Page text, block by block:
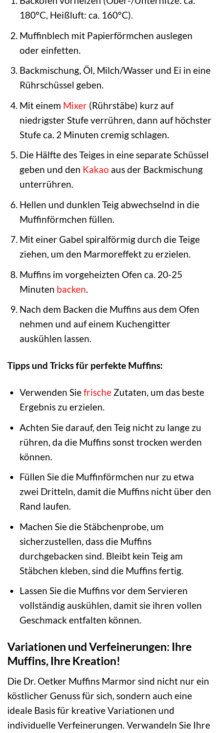
180°C, Heißluft: ca. 160°C).
Muffinblech mit Papierförmchen auslegen
oder einfetten.
Backmischung, Öl, Milch/Wasser und Ei in eine
Rührschüssel geben.
Mit einem Mixer(Rührstäbe) kurz auf
niedrigster Stufe verrühren, dann auf höchster
Stufe ca. 2 Minuten cremig schlagen.
Die Hälfte des Teiges in eine separate Schüssel
geben und den Kakao aus der Backmischung
unterrühren.
Hellen und dunklen Teig abwechselnd in die
Muffinförmchen füllen.
Mit einer Gabel spiralförmig durch die Teige
ziehen, um den Marmoreffekt zu erzielen.
Muffins im vorgeheizten Ofen ca. 20-25
Minuten backen.
Nach dem Backen die Muffins aus dem Ofen
nehmen und auf einem Kuchengitter
auskühlen lassen.
Tipps und Tricks für perfekte Muffins:
Verwenden SiefrischeZutaten, um das beste
Ergebnis zu erzielen.
Achten Sie darauf, den Teig nicht zu lange zu
rühren, da die Muffins sonst trocken werden
können.
Füllen Sie die Muffinförmchen nur zu etwa
zwei Dritteln, damit die Muffins nicht über den
Rand laufen.
Machen Sie die Stäbchenprobe, um
sicherzustellen, dass die Muffins
durchgebacken sind. Bleibt kein Teig am
Stäbchen kleben, sind die Muffins fertig.
Lassen Sie die Muffins vor dem Servieren
vollständig auskühlen, damit sie ihren vollen
Geschmack entfalten können.
Variationen und Verfeinerungen: Ihre
Muffins, Ihre Kreation!
Die Dr. Oetker Muffins Marmor sind nicht nur ein
köstlicher Genuss für sich, sondern auch eine
ideale Basis für kreative Variationen und
individuelle Verfeinerungen. Verwandeln Sie Ihre